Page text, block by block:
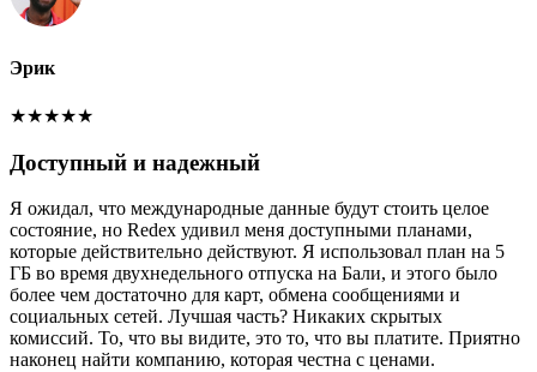
Эрик
★★★★★
Доступный и надежный
Я ожидал, что международные данные будут стоить целое
состояние, но Redex удивил меня доступными планами,
которые действительно действуют. Я использовал план на 5
ГБ во время двухнедельного отпуска на Бали, и этого было
более чем достаточно для карт, обмена сообщениями и
социальных сетей. Лучшая часть? Никаких скрытых
комиссий. То, что вы видите, это то, что вы платите. Приятно
наконец найти компанию, которая честна с ценами.